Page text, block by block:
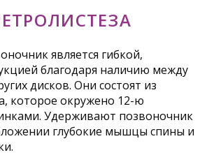
является гибкой,
благодаря наличию между
дисков. Они состоят из
которое окружено 12-ю
Удерживают позвоночник
глубокие мышцы спины и